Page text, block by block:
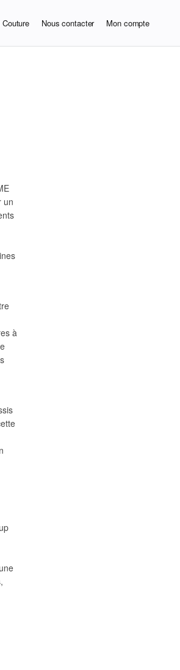
Nous contacter Mon compte
un
à